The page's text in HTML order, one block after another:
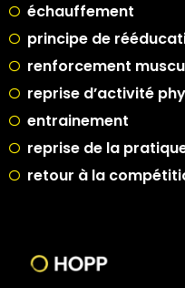
échauffement
principe de
renforcement
reprise d’activité
entrainement
reprise de la
retour à la